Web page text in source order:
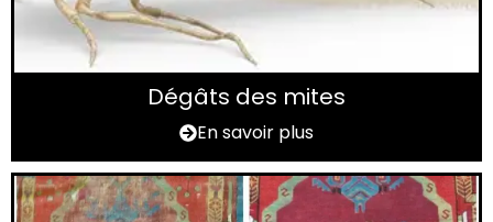
Dégâts des mites
En savoir plus